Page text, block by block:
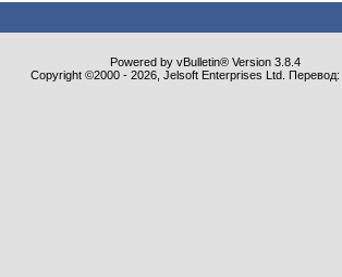
Powered by vBulletin® Version 3.8.4
Copyright ©2000 - 2026, Jelsoft Enterprises Ltd. Перевод: